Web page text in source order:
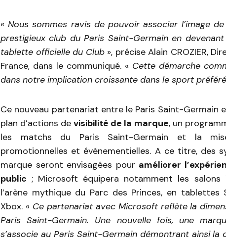
«Nous sommes ravis de pouvoir associer l’image
prestigieux club du Paris Saint-Germain en
tablette officielle du Club», précise Alain CROZIER,
France, dans le communiqué. « Cette démarche
dans notre implication croissante dans le sport
Ce nouveau partenariat entre le Paris Saint-Germain
plan d’actions devisibilité de la marque, un
les matchs du Paris Saint-Germain et la
promotionnelles et événementielles. A ce titre, des
marque seront envisagées pour améliorer
public ; Microsoft équipera notamment les
l’arène mythique du Parc des Princes, en
Xbox. « Ce partenariat avec Microsoft reflète la
Paris Saint-Germain. Une nouvelle fois, une
s’associe au Paris Saint-Germain démontrant ainsi